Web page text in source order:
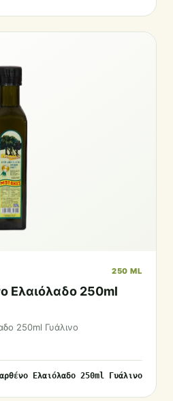
250 ML
Ελαιόλαδο 250ml
250ml Γυάλινο
Ελαιόλαδο 250ml Γυάλινο